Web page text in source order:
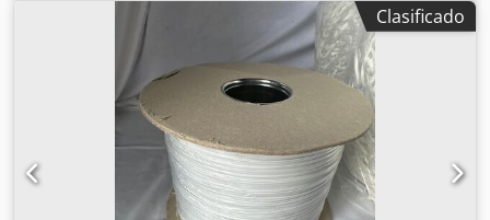
2 lámparas de techo - 3 ventanas de plástico con persianas
enrollables (2 delanteras, 1 lateral) - Puerta de entrada con
cristal - Revestimiento de suelo de fácil mantenimiento -
Listo para usar - Dimensiones: aprox. 6.000 × 2.450 × 2.550
mm Disponibilidad: a corto plazo Ubicación: 63934
Clasificado